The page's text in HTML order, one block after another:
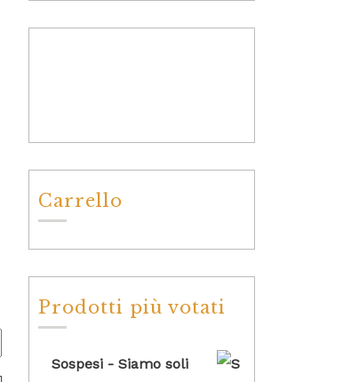
Carrello
Prodotti più votati
Sospesi - Siamo soli